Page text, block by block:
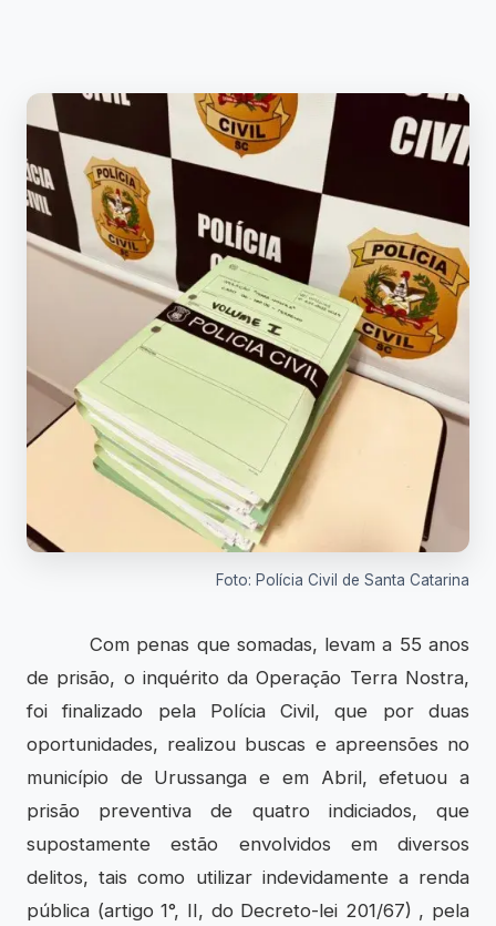
Foto: Polícia Civil de Santa Catarina
Com penas que somadas, levam a 55 anos
de prisão, o inquérito da Operação Terra Nostra,
foi finalizado pela Polícia Civil, que por duas
oportunidades, realizou buscas e apreensões no
município de Urussanga e em Abril, efetuou a
prisão preventiva de quatro indiciados, que
supostamente estão envolvidos em diversos
delitos, tais como utilizar indevidamente a renda
pública (artigo 1°, II, do Decreto-lei 201/67) , pela